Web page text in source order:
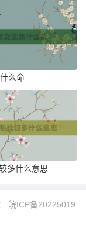
么命
多什么意思
皖ICP备20225019